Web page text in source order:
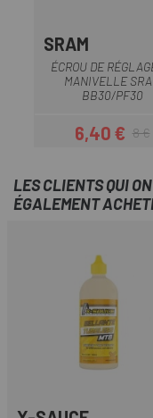
SRAM
ÉCROU DE
MANIVELLE
BB30/PF30
Prix
6,40 €Prix
8 €
LES CLIENTS QUI
ÉGALEMENT